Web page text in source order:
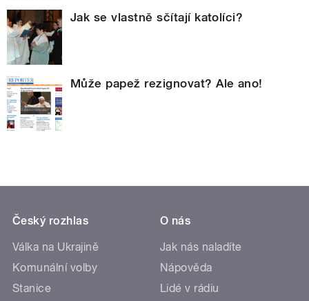
Jak se vlastně sčítají katolíci?
Může papež rezignovat? Ale ano!
Český rozhlas
Válka na Ukrajině
Komunální volby
Stanice
O nás
Jak nás naladíte
Nápověda
Lidé v rádiu